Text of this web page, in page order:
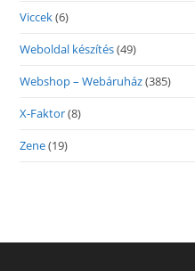
Viccek(6)
Weboldal készítés(49)
Webshop – Webáruház(385)
X-Faktor(8)
Zene(19)